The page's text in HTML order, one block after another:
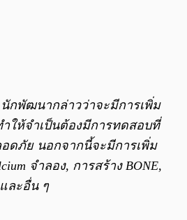
กพัฒนากล่าวว่าจะมีการเพิ่ม
ำให้จำเป็นต้องมีการทดสอบที่
ดภัย นอกจากนี้จะมีการเพิ่ม
จำลอง, การสร้าง BONE,
ละอื่น ๆ